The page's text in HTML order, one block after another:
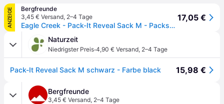
ANZEIGE
Bergfreunde
3,45 € Versand, 2–4 Tage
Eagle Creek - Pack-It Reveal Sack M - Packsack Gr 36 x 24 cm schwarz
17,05 €
Naturzeit
Niedrigster Preis·4,90 € Versand, 2–4 Tage
Pack-It Reveal Sack M schwarz - Farbe black 15,98 €
Bergfreunde
3,45 € Versand, 2–4 Tage